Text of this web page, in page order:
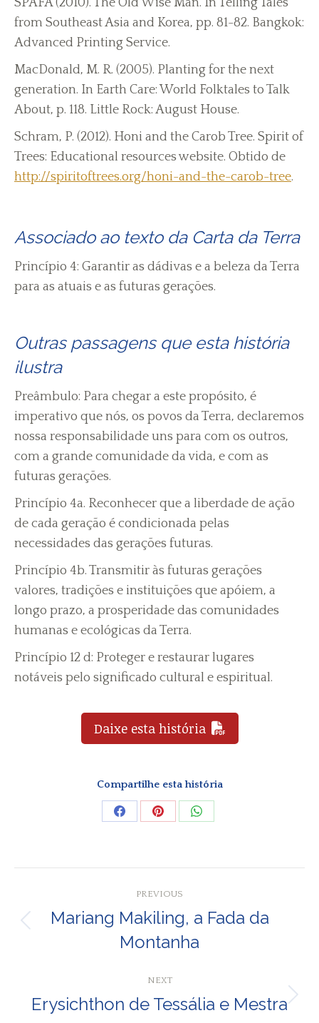
SPAFA (2010). The Old Wise Man. In Telling Tales
from Southeast Asia and Korea, pp. 81-82. Bangkok:
Advanced Printing Service.
MacDonald, M. R. (2005). Planting for the next
generation. In Earth Care: World Folktales to Talk
About, p. 118. Little Rock: August House.
Schram, P. (2012). Honi and the Carob Tree. Spirit of
Trees: Educational resources website. Obtido de
http://spiritoftrees.org/honi-and-the-carob-tree.
Associado ao texto da Carta da Terra
Princípio 4: Garantir as dádivas e a beleza da Terra
para as atuais e as futuras gerações.
Outras passagens que esta história
ilustra
Preâmbulo: Para chegar a este propósito, é
imperativo que nós, os povos da Terra, declaremos
nossa responsabilidade uns para com os outros,
com a grande comunidade da vida, e com as
futuras gerações.
Princípio 4a. Reconhecer que a liberdade de ação
de cada geração é condicionada pelas
necessidades das gerações futuras.
Princípio 4b. Transmitir às futuras gerações
valores, tradições e instituições que apóiem, a
longo prazo, a prosperidade das comunidades
humanas e ecológicas da Terra.
Princípio 12 d: Proteger e restaurar lugares
notáveis pelo significado cultural e espiritual.
Daixe esta história
Compartilhe esta história
Share
Share
Share
navigation
PREVIOUS
Previous
post:
Mariang Makiling, a Fada da
Montanha
NEXT
Next
Erysichthon de Tessália e Mestra